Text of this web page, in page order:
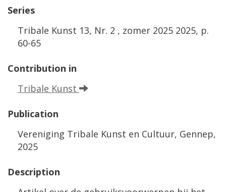
Series
Tribale Kunst 13, Nr. 2 , zomer 2025 2025, p.
60-65
Contribution in
Tribale Kunst
Publication
Vereniging Tribale Kunst en Cultuur, Gennep,
2025
Description